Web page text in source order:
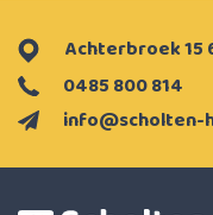
info@scholten-
0485 800 814
Achterbroek 15